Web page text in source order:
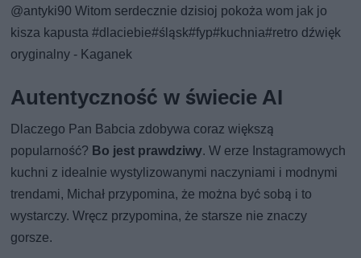
@antyki90 Witom serdecznie dzisioj pokoża wom jak jo
kisza kapusta#dlaciebie#śląsk#fyp#kuchnia#retro dźwięk
oryginalny - Kaganek
Autentyczność w świecie AI
Dlaczego Pan Babcia zdobywa coraz większą
popularność? Bo jest prawdziwy. W erze Instagramowych
kuchni z idealnie wystylizowanymi naczyniami i modnymi
trendami, Michał przypomina, że można być sobą i to
wystarczy. Wręcz przypomina, że starsze nie znaczy
gorsze.